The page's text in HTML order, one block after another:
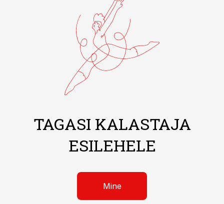
TAGASI KALASTAJA
ESILEHELE
Mine